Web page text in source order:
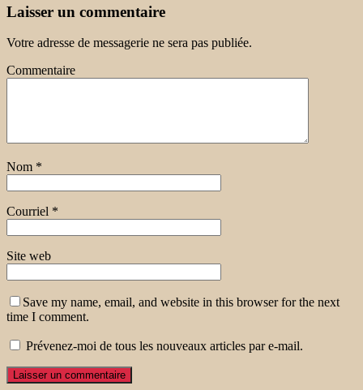
Laisser un commentaire
Votre adresse de messagerie ne sera pas publiée.
Commentaire
Nom *
Courriel *
Site web
Save my name, email, and website in this browser for the next
time I comment.
Prévenez-moi de tous les nouveaux articles par e-mail.